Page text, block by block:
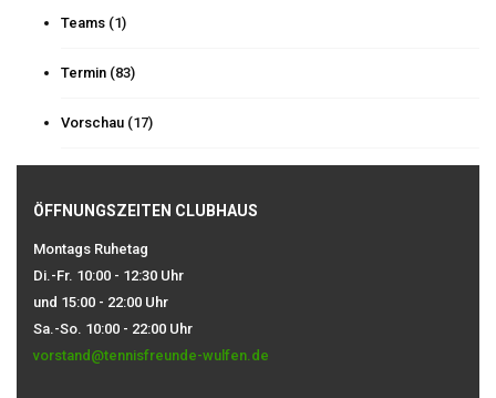
Teams (1)
Termin (83)
Vorschau (17)
ÖFFNUNGSZEITEN CLUBHAUS
Montags Ruhetag
Di.-Fr. 10:00 - 12:30 Uhr
und 15:00 - 22:00 Uhr
Sa.-So. 10:00 - 22:00 Uhr
vorstand@tennisfreunde-wulfen.de